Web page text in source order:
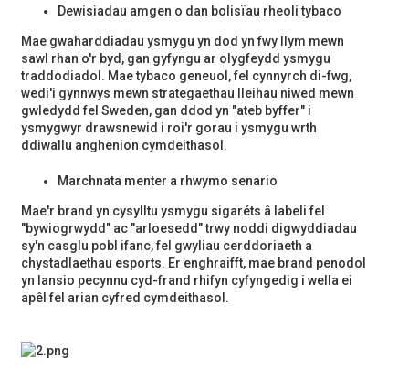
Dewisiadau amgen o dan bolisïau rheoli tybaco
Mae gwaharddiadau ysmygu yn dod yn fwy llym mewn
sawl rhan o'r byd, gan gyfyngu ar olygfeydd ysmygu
traddodiadol. Mae tybaco geneuol, fel cynnyrch di-fwg,
wedi'i gynnwys mewn strategaethau lleihau niwed mewn
gwledydd fel Sweden, gan ddod yn "ateb byffer" i
ysmygwyr drawsnewid i roi'r gorau i ysmygu wrth
ddiwallu anghenion cymdeithasol.
Marchnata menter a rhwymo senario
Mae'r brand yn cysylltu ysmygu sigaréts â labeli fel
"bywiogrwydd" ac "arloesedd" trwy noddi digwyddiadau
sy'n casglu pobl ifanc, fel gwyliau cerddoriaeth a
chystadlaethau esports. Er enghraifft, mae brand penodol
yn lansio pecynnu cyd-frand rhifyn cyfyngedig i wella ei
apêl fel arian cyfred cymdeithasol.